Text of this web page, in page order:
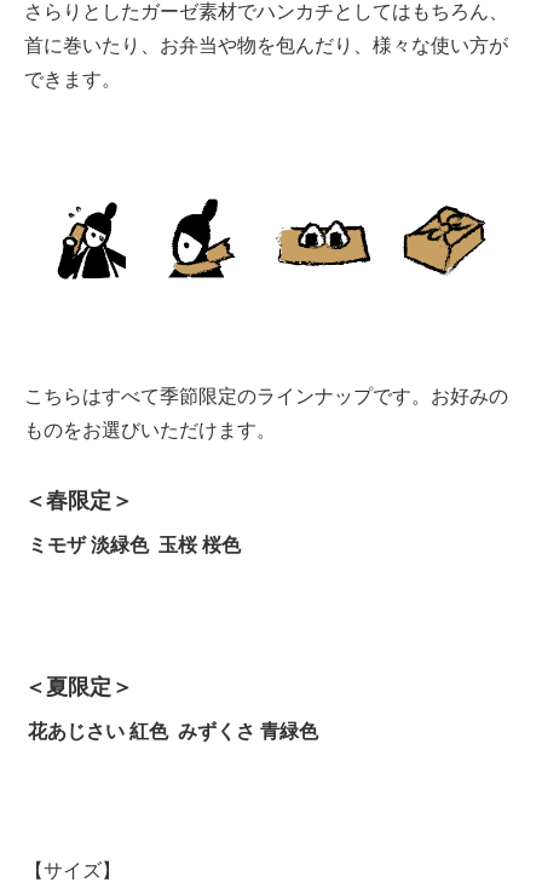
さらりとしたガーゼ素材でハンカチとしてはもちろん、
首に巻いたり、お弁当や物を包んだり、様々な使い方が
できます。
こちらはすべて季節限定のラインナップです。お好みの
ものをお選びいただけます。
＜春限定＞
ミモザ 淡緑色 玉桜 桜色
＜夏限定＞
花あじさい 紅色 みずくさ 青緑色
【サイズ】